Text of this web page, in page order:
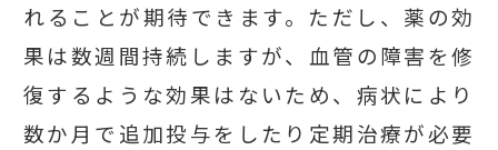
れることが期待できます。ただし、薬の効
果は数週間持続しますが、血管の障害を修
復するような効果はないため、病状により
数か月で追加投与をしたり定期治療が必要